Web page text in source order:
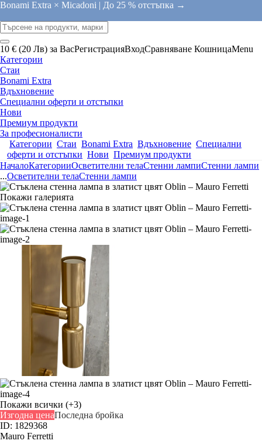
Bonami Extra × Micadoni | До 25 % отстъпка →
10 € (20 Лв) за ВасРегистрацияВходСравняване КошницаMenu
Категории
Стаи
Bonami Extra
Вдъхновение
Специални оферти и отстъпки
Нови
Премиум продукти
За професионалисти
Категории Стаи Bonami Extra Вдъхновение Специални
оферти и отстъпки Нови Премиум продукти
НачалоКатегорииОсветителни телаСтенни лампиСтенни лампи
...Осветителни телаСтенни лампи
Покажи галерията
Покажи всички (+3)
Изгодна ценаПоследна бройка
ID: 1829368
Mauro Ferretti